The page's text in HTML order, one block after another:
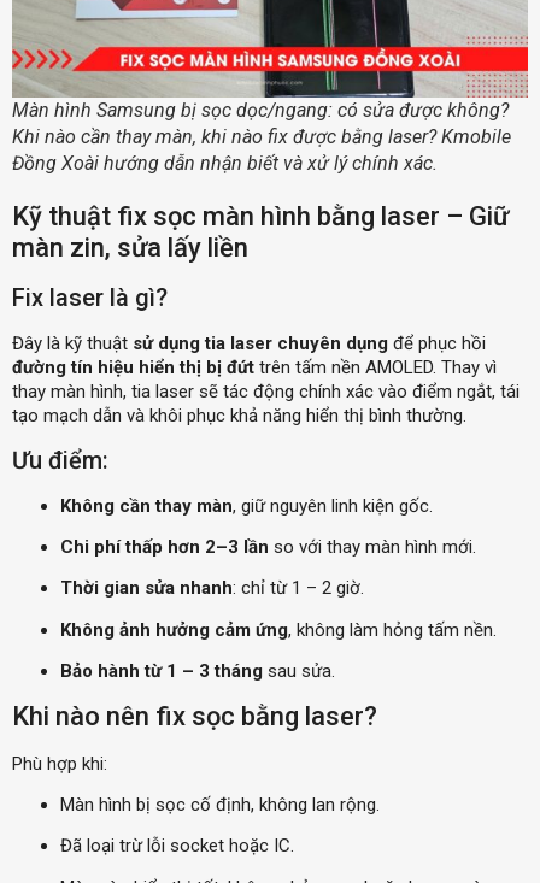
Màn hình Samsung bị sọc dọc/ngang: có sửa được không?
Khi nào cần thay màn, khi nào fix được bằng laser? Kmobile
Đồng Xoài hướng dẫn nhận biết và xử lý chính xác.
Kỹ thuật fix sọc màn hình bằng laser – Giữ
màn zin, sửa lấy liền
Fix laser là gì?
Đây là kỹ thuật sử dụng tia laser chuyên dụng để phục hồi
đường tín hiệu hiển thị bị đứt trên tấm nền AMOLED. Thay vì
thay màn hình, tia laser sẽ tác động chính xác vào điểm ngắt, tái
tạo mạch dẫn và khôi phục khả năng hiển thị bình thường.
Ưu điểm:
Không cần thay màn, giữ nguyên linh kiện gốc.
Chi phí thấp hơn 2–3 lần so với thay màn hình mới.
Thời gian sửa nhanh: chỉ từ 1 – 2 giờ.
Không ảnh hưởng cảm ứng, không làm hỏng tấm nền.
Bảo hành từ 1 – 3 tháng sau sửa.
Khi nào nên fix sọc bằng laser?
Phù hợp khi:
Màn hình bị sọc cố định, không lan rộng.
Đã loại trừ lỗi socket hoặc IC.